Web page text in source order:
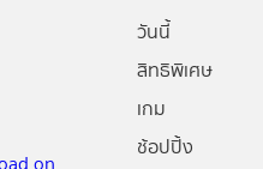
วันนี้
สิทธิพิเศษ
เกม
ช้อปปิ้ง